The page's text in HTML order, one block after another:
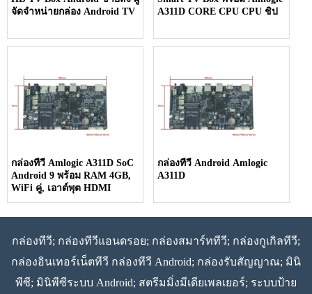
จัดจำหน่ายกล่อง Android TV
A311D CORE CPU CPU ชิป
กล่องทีวี Amlogic A311D SoC
Android 9 พร้อม RAM 4GB,
WiFi คู่, เอาต์พุต HDMI
กล่องทีวี Android Amlogic
A311D
กล่องทีวี; กล่องทีวีแอนดรอย; กล่องสมาร์ททีวี; กล่องกูเกิลทีวี;
กล่องอินเทอร์เน็ตทีวี กล่องทีวี Android; กล่องรับสัญญาณ; มินิ
พีซี; มินิพีซีระบบ Android; สตรีมมิ่งมีเดียเพลเยอร์; ระบบป้าย